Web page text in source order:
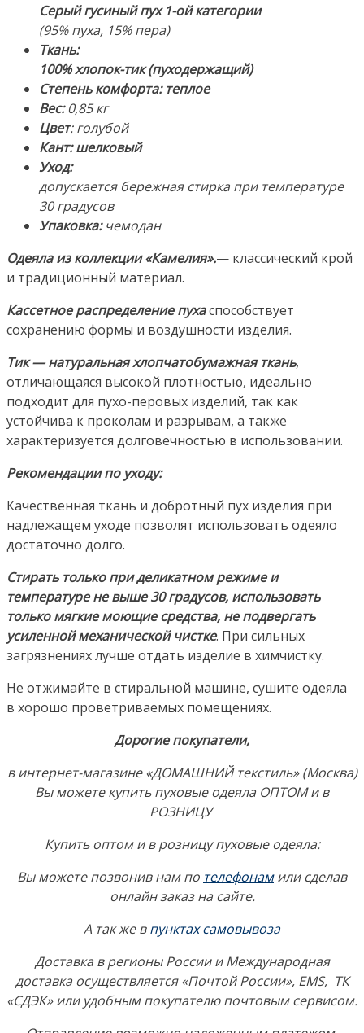
пера).
Ткань:
Хлопок-
Тик.
Производство:
ТМ
«Легкие
Сны»,
Россия
Серый гусиный пух 1-ой категории
(95% пуха, 15% пера)
Ткань:
100% хлопок-тик (пуходержащий)
Степень комфорта: теплое
Вес:0,85 кг
Цвет: голубой
Кант: шелковый
Уход:
допускается бережная стирка при температуре
30 градусов
Упаковка:чемодан
Одеяла из коллекции «Камелия».— классический крой
и традиционный материал.
Кассетное распределение пухаспособствует
сохранению формы и воздушности изделия.
Тик — натуральная хлопчатобумажная ткань,
отличающаяся высокой плотностью, идеально
подходит для пухо-перовых изделий, так как
устойчива к проколам и разрывам, а также
характеризуется долговечностью в использовании.
Рекомендации по уходу:
Качественная ткань и добротный пух изделия при
надлежащем уходе позволят использовать одеяло
достаточно долго.
Стирать только при деликатном режиме и
температуре не выше 30 градусов, использовать
только мягкие моющие средства, не подвергать
усиленной механической чистке. При сильных
загрязнениях лучше отдать изделие в химчистку.
Не отжимайте в стиральной машине, сушите одеяла
в хорошо проветриваемых помещениях.
Дорогие покупатели,
в интернет-магазине «ДОМАШНИЙ текстиль» (Москва)
Вы можете купить пуховые одеяла ОПТОМ и в
РОЗНИЦУ
Купить оптом и в розницу пуховые одеяла:
Вы можете позвонив нам по телефонамили сделав
онлайн заказ на сайте.
А так же в пунктах самовывоза
Доставка в регионы России и Международная
доставка осуществляется «Почтой России», EMS, ТК
«СДЭК» или удобным покупателю почтовым сервисом.